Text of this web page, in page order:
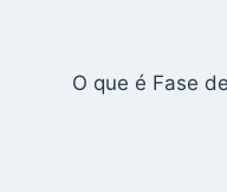
O que é Fase